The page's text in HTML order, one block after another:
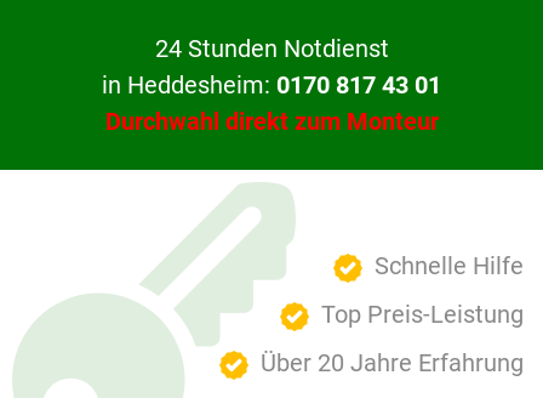
24 Stunden Notdienst
in Heddesheim: 0170 817 43 01
Durchwahl direkt zum Monteur
Schnelle Hilfe
Top Preis-Leistung
Über 20 Jahre Erfahrung